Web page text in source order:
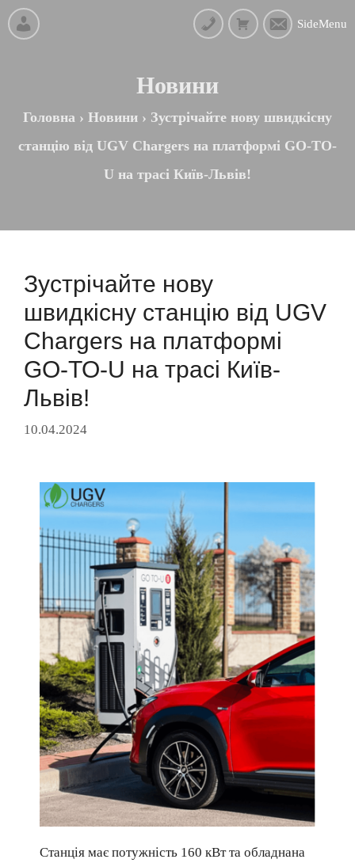
SideMenu
Новини
Головна › Новини › Зустрічайте нову швидкісну
станцію від UGV Chargers на платформі GO-TO-
U на трасі Київ-Львів!
Зустрічайте нову
швидкісну станцію від UGV
Chargers на платформі
GO-TO-U на трасі Київ-
Львів!
10.04.2024
Станція має потужність 160 кВт та обладнана